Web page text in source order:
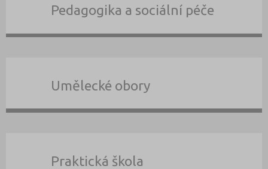
Pedagogika a sociální péče
Umělecké obory
Praktická škola